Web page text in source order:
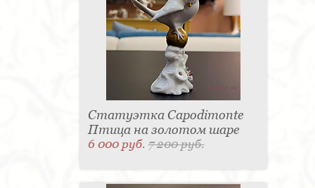
Статуэтка Capodimonte
Птица на золотом шаре
6 000 руб.7 200 руб.